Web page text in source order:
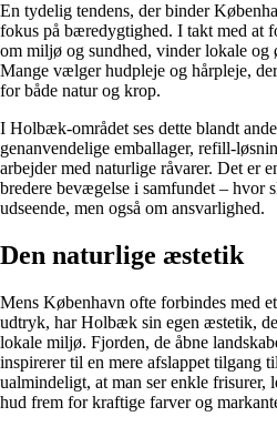
En tydelig tendens, der binder
fokus på bæredygtighed. I takt med at
om miljø og sundhed, vinder lokale og
Mange vælger hudpleje og hårpleje,
for både natur og krop.
I Holbæk-området ses dette blandt
genanvendelige emballager, refill-
arbejder med naturlige råvarer. Det er
bredere bevægelse i samfundet – hvor
udseende, men også om ansvarlighed.
Den naturlige æstetik
Mens København ofte forbindes med
udtryk, har Holbæk sin egen æstetik,
lokale miljø. Fjorden, de åbne
inspirerer til en mere afslappet tilgang
ualmindeligt, at man ser enkle frisurer,
hud frem for kraftige farver og